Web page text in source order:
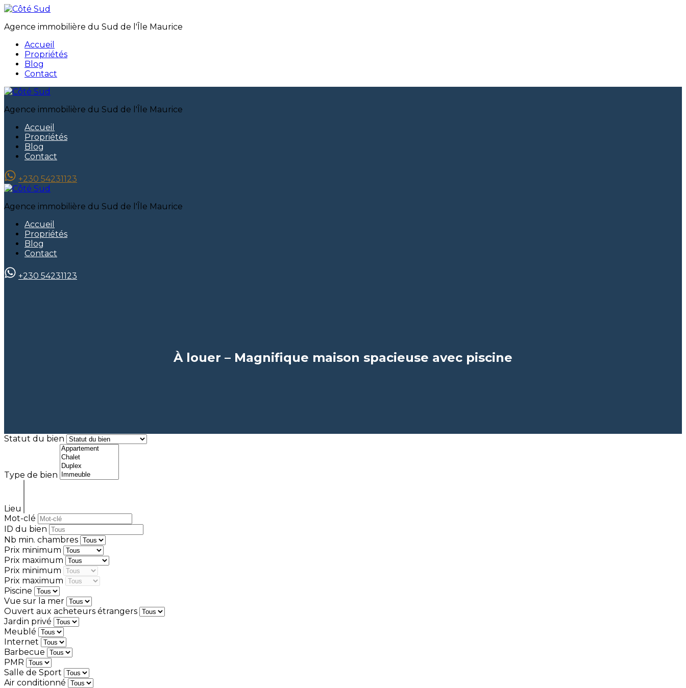
Agence immobilière du Sud de l'Île Maurice
Accueil
Propriétés
Blog
Contact
Agence immobilière du Sud de l'Île Maurice
Accueil
Propriétés
Blog
Contact
+230 54231123
Agence immobilière du Sud de l'Île Maurice
Accueil
Propriétés
Blog
Contact
+230 54231123
À louer – Magnifique maison spacieuse avec piscine
Statut du bien
Type de bien
Lieu
Mot-clé
ID du bien
Nb min. chambres
Prix minimum
Prix maximum
Prix minimum
Prix maximum
Piscine
Vue sur la mer
Ouvert aux acheteurs étrangers
Jardin privé
Meublé
Internet
Barbecue
PMR
Salle de Sport
Air conditionné